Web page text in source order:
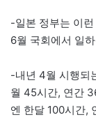
-일본 정부는 이
6월 국회에서 일
-내년 4월 시행되
월 45시간, 연간
엔 한달 100시간,